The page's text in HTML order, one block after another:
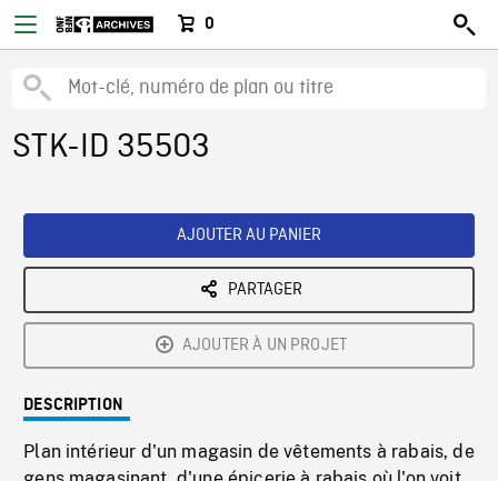
0
STK-ID 35503
AJOUTER AU PANIER
PARTAGER
AJOUTER À UN PROJET
DESCRIPTION
Plan intérieur d'un magasin de vêtements à rabais, de